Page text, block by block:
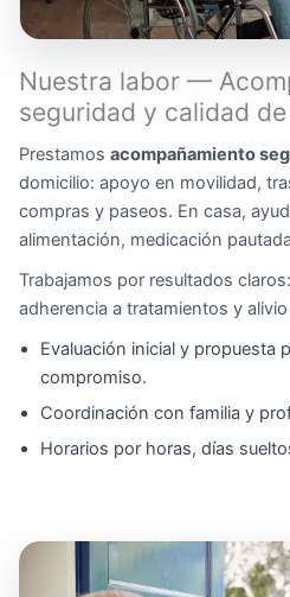
Nuestra labor —
seguridad y calidad
Prestamos acompañamiento
domicilio: apoyo en movilidad,
compras y paseos. En casa,
alimentación, medicación
Trabajamos por resultados claros:
adherencia a tratamientos y
Evaluación inicial y propuesta
compromiso.
Coordinación con familia y
Horarios por horas, días